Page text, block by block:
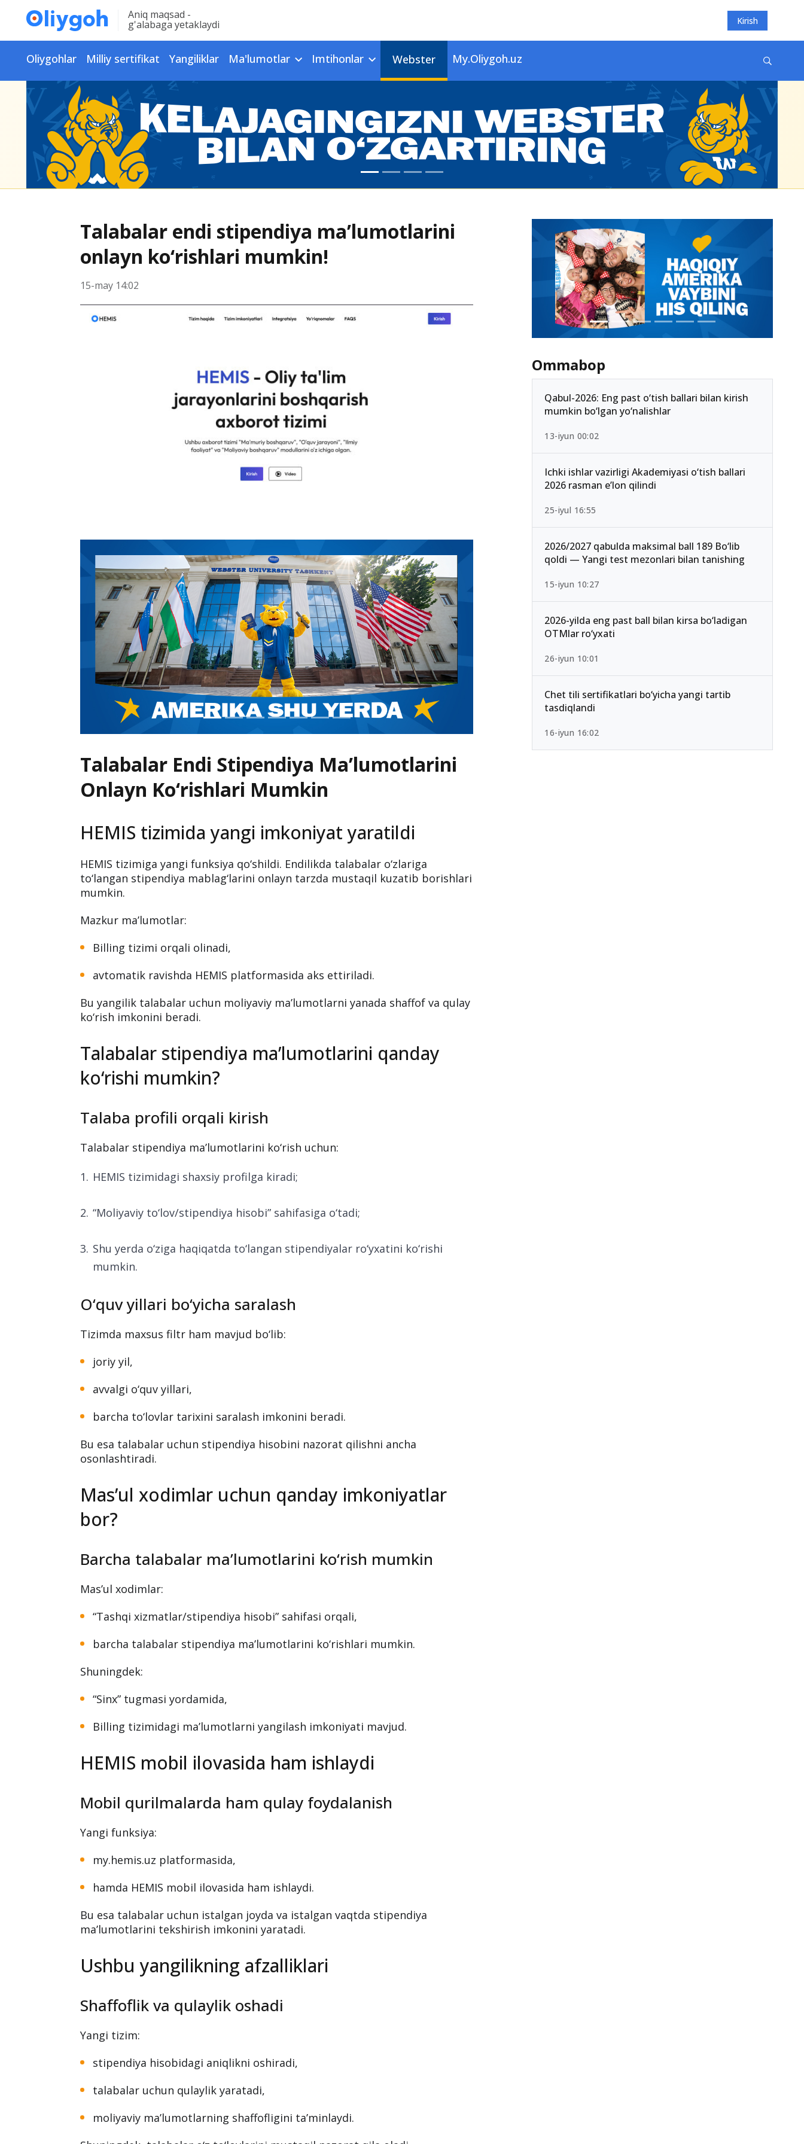
Aniq maqsad -
g'alabaga yetaklaydi Kirish
Oliygohlar Milliy sertifikat Yangiliklar Ma'lumotlar Imtihonlar Webster My.Oliygoh.uz
Talabalar endi stipendiya ma’lumotlarini
onlayn ko‘rishlari mumkin!
15-may 14:02
Talabalar Endi Stipendiya Ma’lumotlarini
Onlayn Ko‘rishlari Mumkin
HEMIS tizimida yangi imkoniyat yaratildi
HEMIS tizimiga yangi funksiya qo‘shildi. Endilikda talabalar o‘zlariga
to‘langan stipendiya mablag‘larini onlayn tarzda mustaqil kuzatib borishlari
mumkin.
Mazkur ma’lumotlar:
Billing tizimi orqali olinadi,
avtomatik ravishda HEMIS platformasida aks ettiriladi.
Bu yangilik talabalar uchun moliyaviy ma’lumotlarni yanada shaffof va qulay
ko‘rish imkonini beradi.
Talabalar stipendiya ma’lumotlarini qanday
ko‘rishi mumkin?
Talaba profili orqali kirish
Talabalar stipendiya ma’lumotlarini ko‘rish uchun:
HEMIS tizimidagi shaxsiy profilga kiradi;
“Moliyaviy to‘lov/stipendiya hisobi” sahifasiga o‘tadi;
Shu yerda o‘ziga haqiqatda to‘langan stipendiyalar ro‘yxatini ko‘rishi
mumkin.
O‘quv yillari bo‘yicha saralash
Tizimda maxsus filtr ham mavjud bo‘lib:
joriy yil,
avvalgi o‘quv yillari,
barcha to‘lovlar tarixini saralash imkonini beradi.
Bu esa talabalar uchun stipendiya hisobini nazorat qilishni ancha
osonlashtiradi.
Mas’ul xodimlar uchun qanday imkoniyatlar
bor?
Barcha talabalar ma’lumotlarini ko‘rish mumkin
Mas’ul xodimlar:
“Tashqi xizmatlar/stipendiya hisobi” sahifasi orqali,
barcha talabalar stipendiya ma’lumotlarini ko‘rishlari mumkin.
Shuningdek:
“Sinx” tugmasi yordamida,
Billing tizimidagi ma’lumotlarni yangilash imkoniyati mavjud.
HEMIS mobil ilovasida ham ishlaydi
Mobil qurilmalarda ham qulay foydalanish
Yangi funksiya:
my.hemis.uz platformasida,
hamda HEMIS mobil ilovasida ham ishlaydi.
Bu esa talabalar uchun istalgan joyda va istalgan vaqtda stipendiya
ma’lumotlarini tekshirish imkonini yaratadi.
Ushbu yangilikning afzalliklari
Shaffoflik va qulaylik oshadi
Yangi tizim:
stipendiya hisobidagi aniqlikni oshiradi,
talabalar uchun qulaylik yaratadi,
moliyaviy ma’lumotlarning shaffofligini ta’minlaydi.
Ommabop
Qabul-2026: Eng past o‘tish ballari bilan kirish
mumkin bo‘lgan yo‘nalishlar
13-iyun 00:02
Ichki ishlar vazirligi Akademiyasi o‘tish ballari
2026 rasman e’lon qilindi
25-iyul 16:55
2026/2027 qabulda maksimal ball 189 Bo‘lib
qoldi — Yangi test mezonlari bilan tanishing
15-iyun 10:27
2026-yilda eng past ball bilan kirsa bo‘ladigan
OTMlar ro‘yxati
26-iyun 10:01
Chet tili sertifikatlari bo‘yicha yangi tartib
tasdiqlandi
16-iyun 16:02